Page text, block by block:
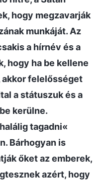
hogy megzavarják
munkáját. Az
a hírnév és a
hogy ha be kellene
felelősséget
a státuszuk és a
kerülne.
tagadni«
Bárhogyan is
őket az emberek,
azért, hogy